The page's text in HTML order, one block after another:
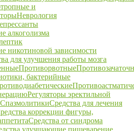
и
Неврология
алкоголизма
никотиновой зависимости
для улучшения работы мозга
Противорвотные
бактерийные
Регуляторы эректильной
СпазмолитикиСредства для лечения
коррекции фигуры,
Средства от синдрома